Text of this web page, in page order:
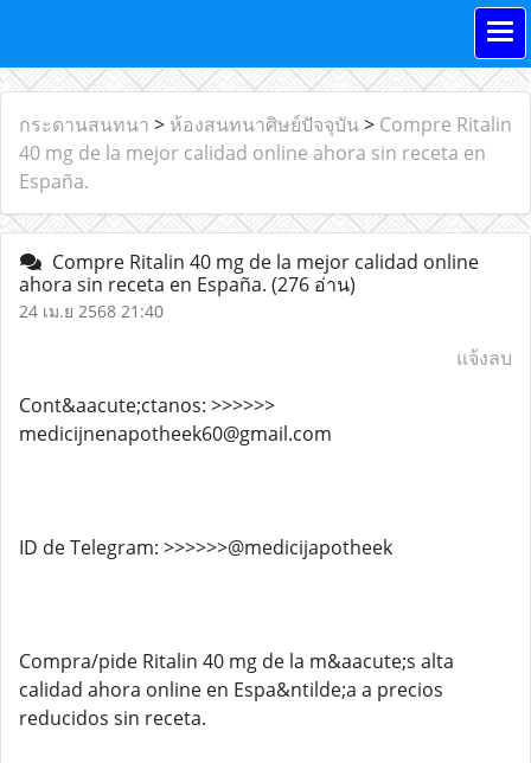
กระดานสนทนา > ห้องสนทนาศิษย์ปัจจุบัน> Compre Ritalin
40 mg de la mejor calidad online ahora sin receta en
España.
Compre Ritalin 40 mg de la mejor calidad online
ahora sin receta en España. (276 อ่าน)
24 เม.ย 2568 21:40
แจ้งลบ
Cont&aacute;ctanos: >>>>>>
medicijnenapotheek60@gmail.com
ID de Telegram: >>>>>>@medicijapotheek
Compra/pide Ritalin 40 mg de la m&aacute;s alta
calidad ahora online en Espa&ntilde;a a precios
reducidos sin receta.